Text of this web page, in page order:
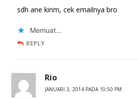
sdh ane kirim, cek emailnya bro
Memuat...
REPLY
Rio
JANUARI 3, 2014 PADA 10:50 PM